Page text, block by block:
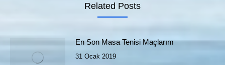
Related Posts
En Son Masa Tenisi Maçlarım
31 Ocak 2019